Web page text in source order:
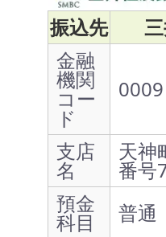
振込先
金融
機関
コー
ド
0009
支店
名
天神
番号
預金
科目
普通